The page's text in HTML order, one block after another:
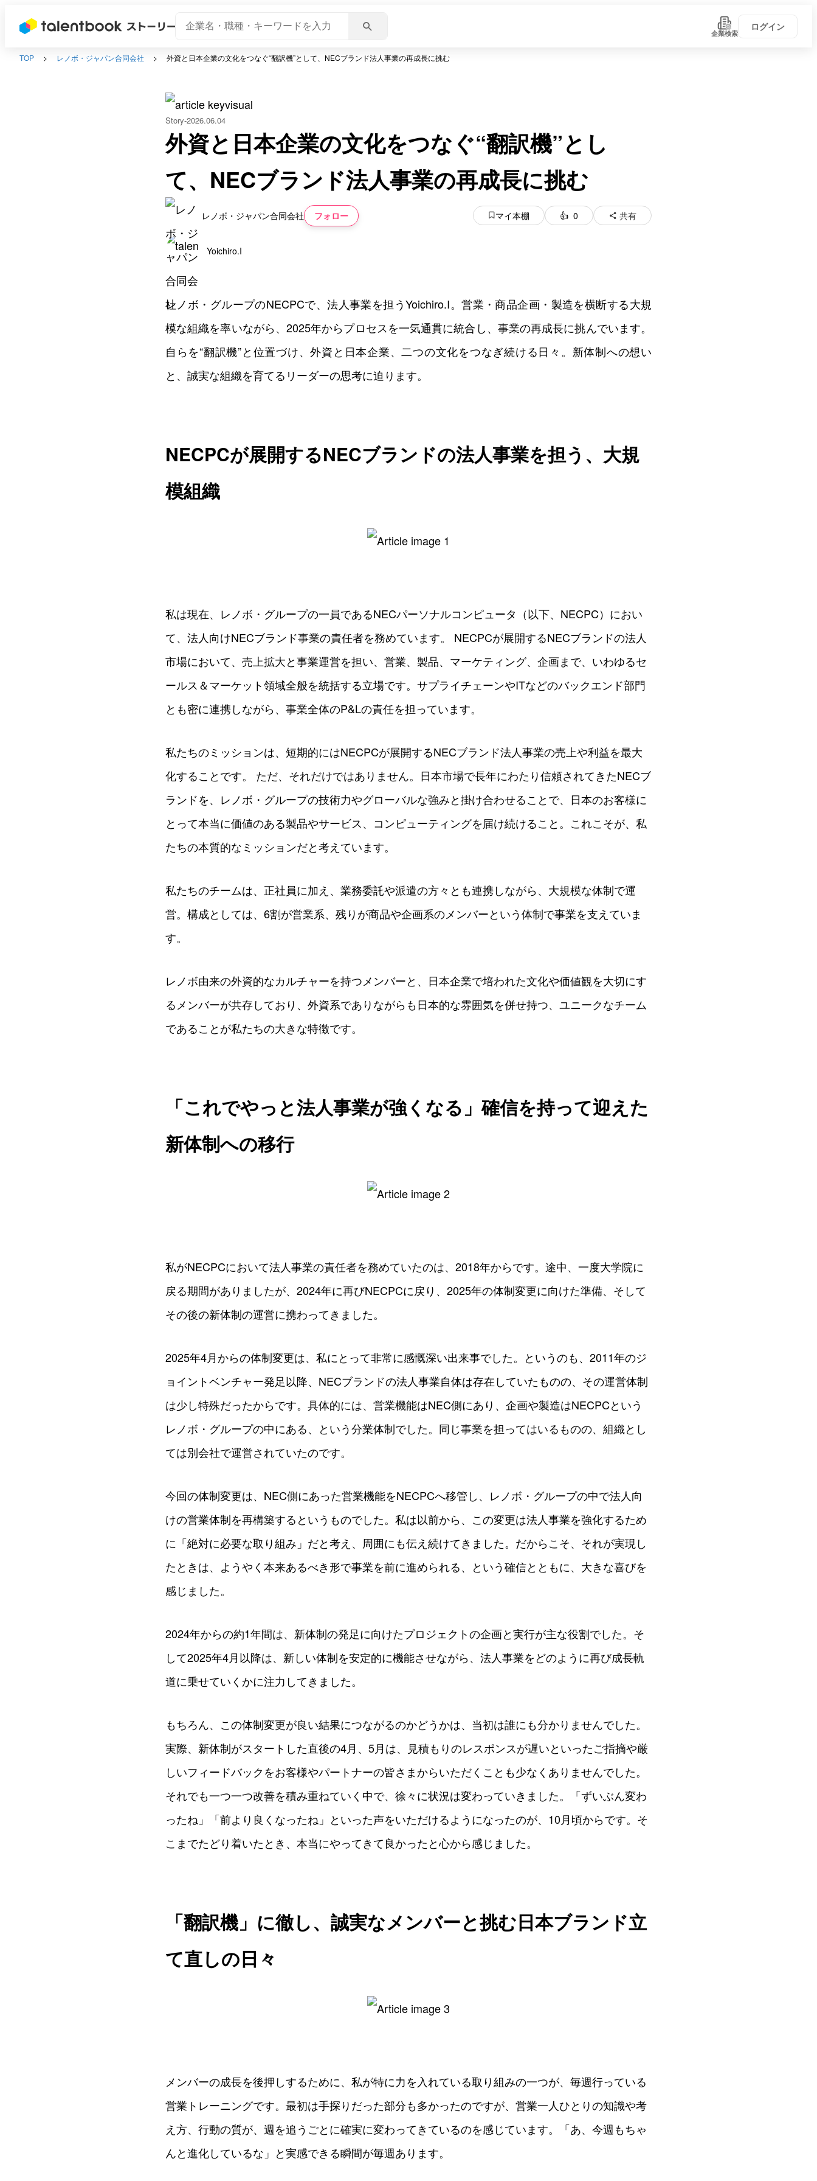
企業検索
ログイン
TOP レノボ・ジャパン合同会社 外資と日本企業の文化をつなぐ“翻訳機”として、NECブランド法人事業の再成長に挑む
Story 2026.06.04
外資と日本企業の文化をつなぐ“翻訳機”とし
て、NECブランド法人事業の再成長に挑む
レノボ・ジャパン合同会社 フォロー マイ本棚 0 共有
Yoichiro.I
レノボ・グループのNECPCで、法人事業を担うYoichiro.I。営業・商品企画・製造を横断する大規
模な組織を率いながら、2025年からプロセスを一気通貫に統合し、事業の再成長に挑んでいます。
自らを“翻訳機”と位置づけ、外資と日本企業、二つの文化をつなぎ続ける日々。新体制への想い
と、誠実な組織を育てるリーダーの思考に迫ります。
NECPCが展開するNECブランドの法人事業を担う、大規
模組織
私は現在、レノボ・グループの一員であるNECパーソナルコンピュータ（以下、NECPC）におい
て、法人向けNECブランド事業の責任者を務めています。 NECPCが展開するNECブランドの法人
市場において、売上拡大と事業運営を担い、営業、製品、マーケティング、企画まで、いわゆるセ
ールス＆マーケット領域全般を統括する立場です。サプライチェーンやITなどのバックエンド部門
とも密に連携しながら、事業全体のP&Lの責任を担っています。
私たちのミッションは、短期的にはNECPCが展開するNECブランド法人事業の売上や利益を最大
化することです。 ただ、それだけではありません。日本市場で長年にわたり信頼されてきたNECブ
ランドを、レノボ・グループの技術力やグローバルな強みと掛け合わせることで、日本のお客様に
とって本当に価値のある製品やサービス、コンピューティングを届け続けること。これこそが、私
たちの本質的なミッションだと考えています。
私たちのチームは、正社員に加え、業務委託や派遣の方々とも連携しながら、大規模な体制で運
営。構成としては、6割が営業系、残りが商品や企画系のメンバーという体制で事業を支えていま
す。
レノボ由来の外資的なカルチャーを持つメンバーと、日本企業で培われた文化や価値観を大切にす
るメンバーが共存しており、外資系でありながらも日本的な雰囲気を併せ持つ、ユニークなチーム
であることが私たちの大きな特徴です。
「これでやっと法人事業が強くなる」確信を持って迎えた
新体制への移行
私がNECPCにおいて法人事業の責任者を務めていたのは、2018年からです。途中、一度大学院に
戻る期間がありましたが、2024年に再びNECPCに戻り、2025年の体制変更に向けた準備、そして
その後の新体制の運営に携わってきました。
2025年4月からの体制変更は、私にとって非常に感慨深い出来事でした。というのも、2011年のジ
ョイントベンチャー発足以降、NECブランドの法人事業自体は存在していたものの、その運営体制
は少し特殊だったからです。具体的には、営業機能はNEC側にあり、企画や製造はNECPCという
レノボ・グループの中にある、という分業体制でした。同じ事業を担ってはいるものの、組織とし
ては別会社で運営されていたのです。
今回の体制変更は、NEC側にあった営業機能をNECPCへ移管し、レノボ・グループの中で法人向
けの営業体制を再構築するというものでした。私は以前から、この変更は法人事業を強化するため
に「絶対に必要な取り組み」だと考え、周囲にも伝え続けてきました。だからこそ、それが実現し
たときは、ようやく本来あるべき形で事業を前に進められる、という確信とともに、大きな喜びを
感じました。
2024年からの約1年間は、新体制の発足に向けたプロジェクトの企画と実行が主な役割でした。そ
して2025年4月以降は、新しい体制を安定的に機能させながら、法人事業をどのように再び成長軌
道に乗せていくかに注力してきました。
もちろん、この体制変更が良い結果につながるのかどうかは、当初は誰にも分かりませんでした。
実際、新体制がスタートした直後の4月、5月は、見積もりのレスポンスが遅いといったご指摘や厳
しいフィードバックをお客様やパートナーの皆さまからいただくことも少なくありませんでした。
それでも一つ一つ改善を積み重ねていく中で、徐々に状況は変わっていきました。「ずいぶん変わ
ったね」「前より良くなったね」といった声をいただけるようになったのが、10月頃からです。そ
こまでたどり着いたとき、本当にやってきて良かったと心から感じました。
「翻訳機」に徹し、誠実なメンバーと挑む日本ブランド立
て直しの日々
メンバーの成長を後押しするために、私が特に力を入れている取り組みの一つが、毎週行っている
営業トレーニングです。最初は手探りだった部分も多かったのですが、営業一人ひとりの知識や考
え方、行動の質が、週を追うごとに確実に変わってきているのを感じています。「あ、今週もちゃ
んと進化しているな」と実感できる瞬間が毎週あります。